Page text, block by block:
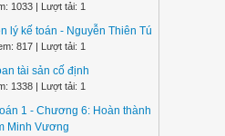
1033 | Lượt tải: 1
lý kế toán - Nguyễn Thiên Tú
817 | Lượt tải: 1
tài sản cố định
1338 | Lượt tải: 1
1 - Chương 6: Hoàn thành
Minh Vương